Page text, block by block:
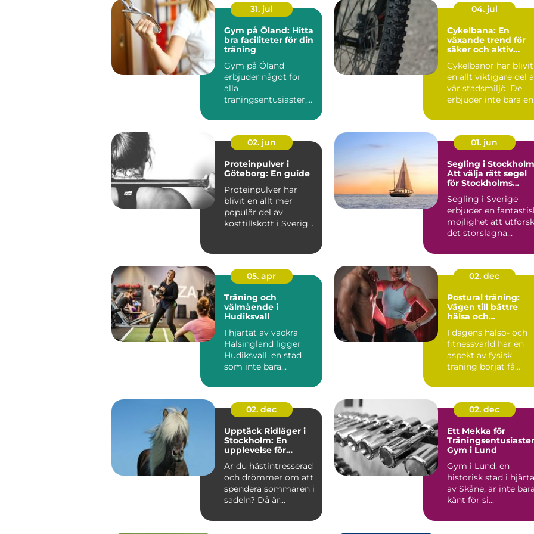
31. jul
Gym på Öland: Hitta
bra faciliteter för din
träning
Gym på Öland
erbjuder något för
alla
träningsentusiaster,
04. jul
Cykelbana: En
växande trend för
säker och aktiv
Cykelbanor har blivit
en allt viktigare del
vår stadsmiljö. De
erbjuder inte bara en
02. jun
Proteinpulver i
Göteborg: En guide
Proteinpulver har
blivit en allt mer
populär del av
kosttillskott i Sverige,
01. jun
Segling i
Att välja rätt segel
för Stockholms
Segling i Sverige
erbjuder en
möjlighet att
det storslagna
05. apr
Träning och
välmående i
Hudiksvall
I hjärtat av vackra
Hälsingland ligger
Hudiksvall, en stad
som inte bara
02. dec
Postural träning:
Vägen till bättre
hälsa och
I dagens hälso- och
fitnessvärld har en
aspekt av fysisk
träning börjat få...
02. dec
Upptäck Ridläger i
Stockholm: En
upplevelse för
Är du hästintresserad
och drömmer om att
spendera sommaren i
sadeln? Då är...
02. dec
Ett Mekka för
Gym i Lund
Gym i Lund, en
historisk stad i
av Skåne, är inte bara
känt för si...